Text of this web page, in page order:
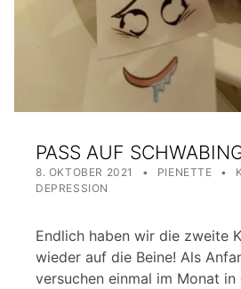
PASS AUF
POSTED ON:
8. OKTOBER 2021 PIENETTE
DEPRESSION
Endlich haben wir die zweite
wieder auf die Beine! Als
versuchen einmal im Monat in